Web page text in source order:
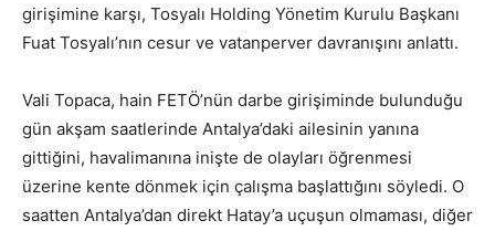
girişimine karşı, Tosyalı Holding Yönetim Kurulu Başkanı
Fuat Tosyalı’nın cesur ve vatanperver davranışını anlattı.
Vali Topaca, hain FETÖ’nün darbe girişiminde bulunduğu
gün akşam saatlerinde Antalya’daki ailesinin yanına
gittiğini, havalimanına inişte de olayları öğrenmesi
üzerine kente dönmek için çalışma başlattığını söyledi. O
saatten Antalya’dan direkt Hatay’a uçuşun olmaması, diğer